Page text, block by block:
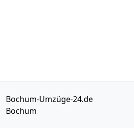
Bochum-Umzüge-24.de
Bochum